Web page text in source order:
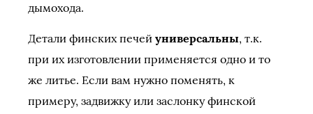
дымохода.
Детали финских печей универсальны, т.к.
при их изготовлении применяется одно и то
же литье. Если вам нужно поменять, к
примеру, задвижку или заслонку финской